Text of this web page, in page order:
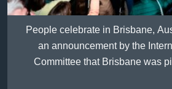
People celebrate in Brisbane,
an announcement by the
Committee that Brisbane was